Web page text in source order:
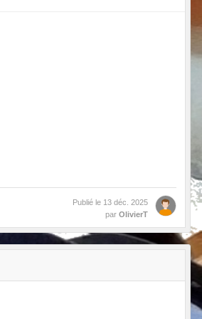
Publié le 13 déc. 2025
par OlivierT